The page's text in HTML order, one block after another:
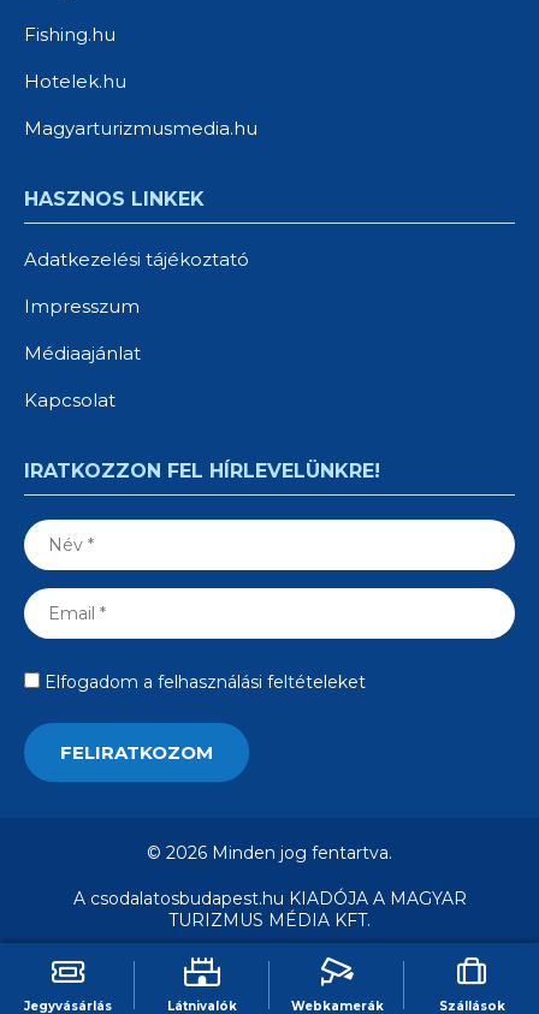
Fishing.hu
Hotelek.hu
Magyarturizmusmedia.hu
HASZNOS LINKEK
Adatkezelési tájékoztató
Impresszum
Médiaajánlat
Kapcsolat
IRATKOZZON FEL HÍRLEVELÜNKRE!
Elfogadom a felhasználási feltételeket
© 2026 Minden jog fentartva.
A csodalatosbudapest.hu KIADÓJA A MAGYAR
TURIZMUS MÉDIA KFT.
Jegyvásárlás Látnivalók Webkamerák Szállások